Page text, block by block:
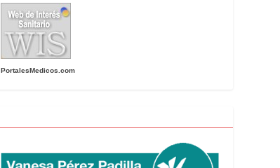
PortalesMedicos.com